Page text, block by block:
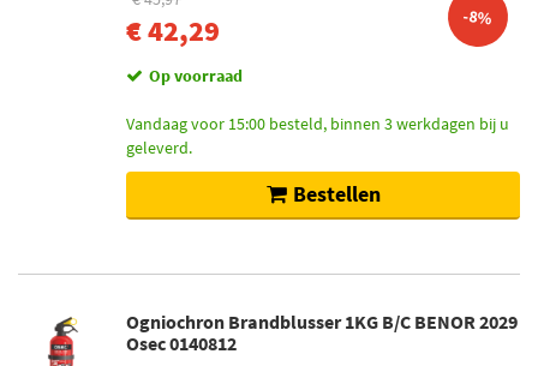
€ 42,29 -8%
Op voorraad
Vandaag voor 15:00 besteld, binnen 3 werkdagen bij u
geleverd.
Bestellen
Ogniochron Brandblusser 1KG B/C BENOR 2029
Osec 0140812